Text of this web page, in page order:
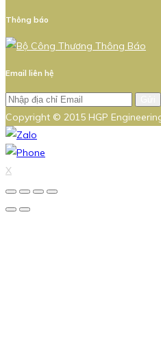
Thông báo
Email liên hệ
Copyright © 2015 HGP
X